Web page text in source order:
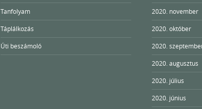
Tanfolyam
Táplálkozás
Úti beszámoló
2020. november
2020. október
2020.
2020. augusztus
2020. július
2020. június